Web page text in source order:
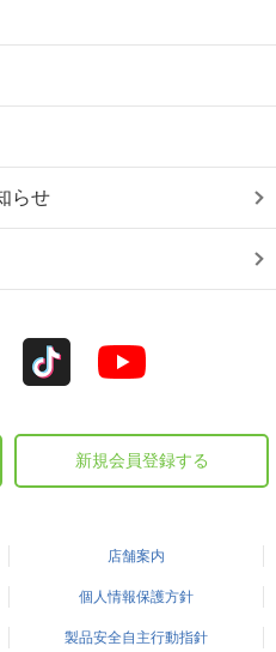
らせ
新規会員登録する
店舗案内
個人情報保護方針
製品安全自主行動指針